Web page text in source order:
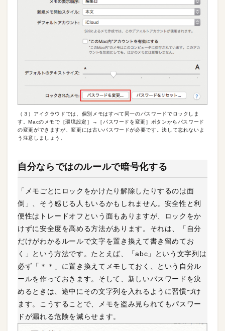
（３）アイクラウドでは、個別メモはすべて同一のパスワードでロックしま
す。Macのメモで［環境設定］→［パスワードを変更］ボタンからパスワード
の変更ができますが、変更には古いパスワードが必要です。決して忘れないよ
う注意しましょう。
自分ならではのルールで暗号化する
「メモごとにロックをかけたり解除したりするのは面
倒」、そう感じる人もいるかもしれません。安全性と利
便性はトレードオフという面もありますが、ロックをか
けずに安全度を高める方法があります。それは、「自分
だけがわかるルールで文字を置き換えて書き留めてお
く」という方法です。たとえば、「abc」という文字列は
必ず「＊＊」に置き換えてメモしておく、という自分ル
ールを作っておきます。そして、新しいパスワードを決
めるときは、途中にその文字列を入れるように習慣づけ
ます。こうすることで、メモを盗み見られてもパスワー
ドが漏れる危険を減らせます。